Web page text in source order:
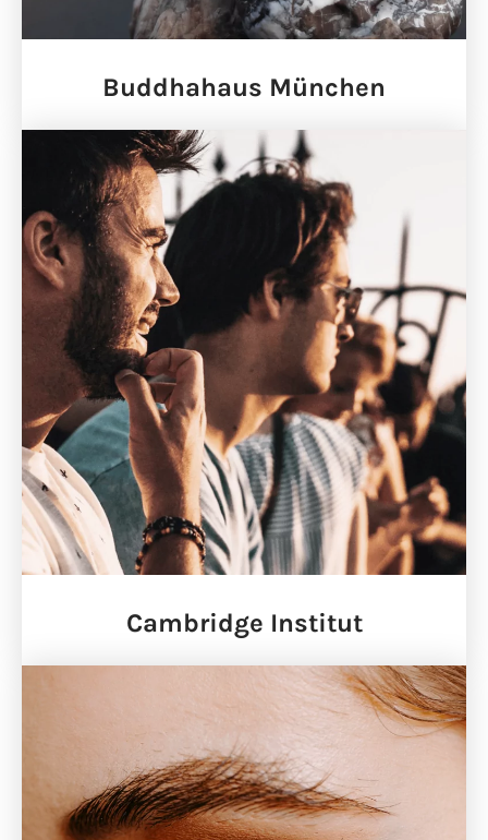
Buddhahaus München
Cambridge Institut